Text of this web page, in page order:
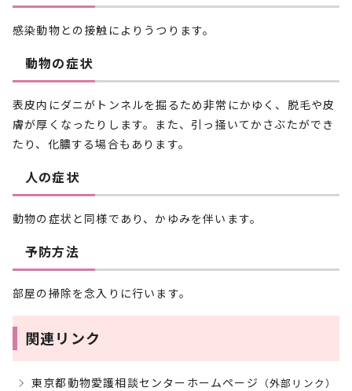
感染動物との接触によりうつります。
動物の症状
表皮内にダニがトンネルを掘るため非常にかゆく、脱毛や皮
膚が厚くなったりします。また、引っ掻いてかさぶたができ
たり、化膿する場合もあります。
人の症状
動物の症状と同様であり、かゆみを伴います。
予防方法
部屋の掃除を念入りに行います。
関連リンク
東京都動物愛護相談センターホームページ （外部リンク）